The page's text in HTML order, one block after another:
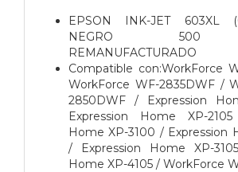
EPSON INK-JET 603XL
NEGRO 500
REMANUFACTURADO
Compatible con:WorkForce
WorkForce WF-2835DWF /
2850DWF / Expression
Expression Home XP-
Home XP-3100 / Expression
/ Expression Home XP-
Home XP-4105 / WorkForce